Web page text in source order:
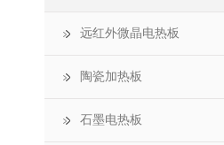
远红外微晶电热板
陶瓷加热板
石墨电热板